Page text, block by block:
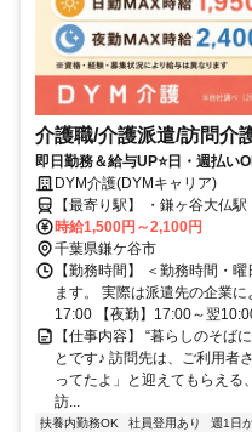
介護職/介護派遣/訪問介
即日勤務＆給与UP⭐️日・週払い
サポート＆シフト相談OK✨
DYM介護(DYMキャリア)
【最寄り駅】 ・鎌ヶ谷大仏駅
時給1,500円～2,100円
千葉県鎌ケ谷市
【勤務時間】 ＜勤務時間・
ます。 実際は派遣先の企業
17:00 【夜勤】17:00～翌
【仕事内容】 “暮らしのそば
とです♪ 訪問先は、ご利用者
ってたよ」と迎えてもらえる
訪...
扶養内勤務OK 社員登用あり 週1日